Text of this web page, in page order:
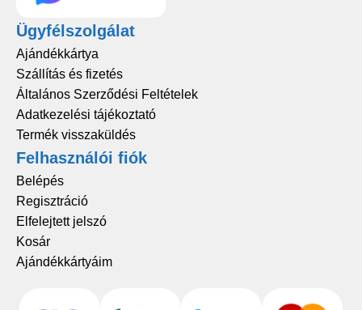
Ügyfélszolgálat
Ajándékkártya
Szállítás és fizetés
Általános Szerződési Feltételek
Adatkezelési tájékoztató
Termék visszaküldés
Felhasználói fiók
Belépés
Regisztráció
Elfelejtett jelszó
Kosár
Ajándékkártyáim